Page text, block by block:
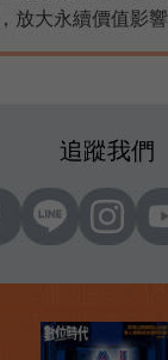
放大永續價值影
追蹤我們